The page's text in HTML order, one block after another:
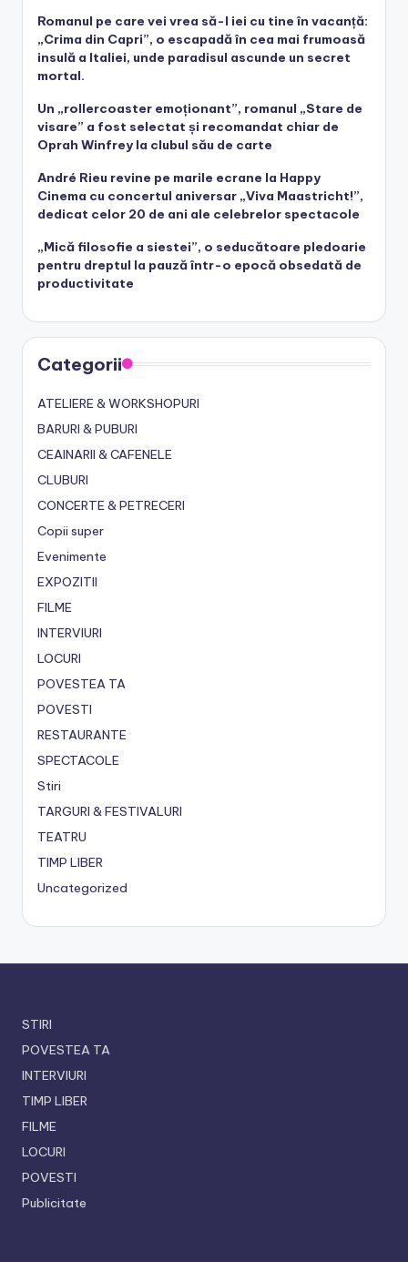
Romanul pe care vei vrea să-l iei cu tine în vacanță:
„Crima din Capri”, o escapadă în cea mai frumoasă
insulă a Italiei, unde paradisul ascunde un secret
mortal.
Un „rollercoaster emoționant”, romanul „Stare de
visare” a fost selectat și recomandat chiar de
Oprah Winfrey la clubul său de carte
André Rieu revine pe marile ecrane la Happy
Cinema cu concertul aniversar „Viva Maastricht!”,
dedicat celor 20 de ani ale celebrelor spectacole
„Mică filosofie a siestei”, o seducătoare pledoarie
pentru dreptul la pauză într-o epocă obsedată de
productivitate
Categorii
ATELIERE & WORKSHOPURI
BARURI & PUBURI
CEAINARII & CAFENELE
CLUBURI
CONCERTE & PETRECERI
Copii super
Evenimente
EXPOZITII
FILME
INTERVIURI
LOCURI
POVESTEA TA
POVESTI
RESTAURANTE
SPECTACOLE
Stiri
TARGURI & FESTIVALURI
TEATRU
TIMP LIBER
Uncategorized
STIRI
POVESTEA TA
INTERVIURI
TIMP LIBER
FILME
LOCURI
POVESTI
Publicitate